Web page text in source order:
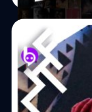
02/10/2019
พิเคราะห์หลักฐ
แฟนหนัง Spider-
เว็บบอร์ด เรดดิต
ไม่น่าจะตายจริงหรื